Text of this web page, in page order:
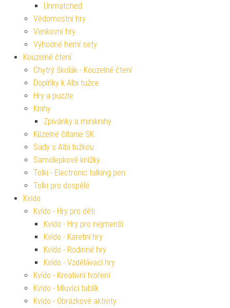
Unmatched
Vědomostní hry
Venkovní hry
Výhodné herní sety
Kouzelné čtení
Chytrý školák - Kouzelné čtení
Doplňky k Albi tužce
Hry a puzzle
Knihy
Zpívánky a miniknihy
Kúzelné čítanie SK
Sady s Albi tužkou
Samolepkové knížky
Tolki - Electronic talking pen
Tolki pro dospělé
Kvído
Kvído - Hry pro děti
Kvído - Hry pro nejmenší
Kvído - Karetní hry
Kvído - Rodinné hry
Kvído - Vzdělávací hry
Kvído - Kreativní tvoření
Kvído - Mluvící tablík
Kvído - Obrázkové aktivity